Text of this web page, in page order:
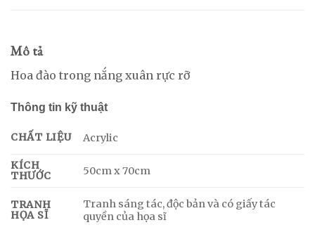
Mô tả
Hoa đào trong nắng xuân rực rỡ
Thông tin kỹ thuật
CHẤT LIỆU Acrylic
KÍCH
THƯỚC
50cm x 70cm
TRANH
HỌA SĨ
Tranh sáng tác, độc bản và có giấy tác
quyền của họa sĩ